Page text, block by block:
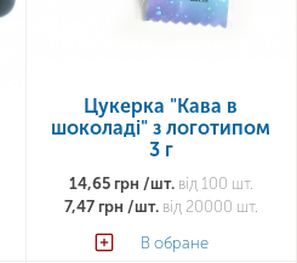
Цукерка "Кава в
шоколаді" з логотипом
3 г
14,65 грн /шт.від 100 шт.
7,47 грн /шт.від 20000 шт.
В обране